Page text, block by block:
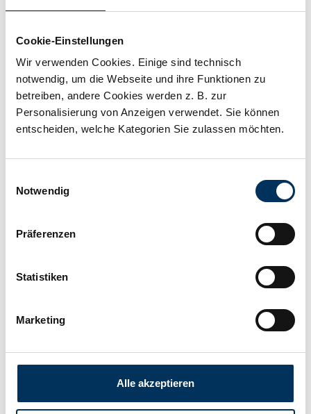
Cookie-Einstellungen
Wir verwenden Cookies. Einige sind technisch
notwendig, um die Webseite und ihre Funktionen zu
betreiben, andere Cookies werden z. B. zur
Personalisierung von Anzeigen verwendet. Sie können
entscheiden, welche Kategorien Sie zulassen möchten.
Notwendig
Präferenzen
Statistiken
Marketing
Alle akzeptieren
Technical details
Voltage: 12,8V
Technology:
Manufacturer:
Length:
Width: